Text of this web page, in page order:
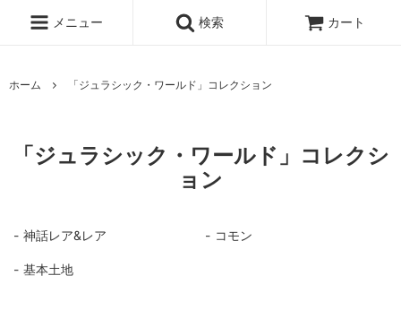
メニュー 検索 カート
ホーム 「ジュラシック・ワールド」コレクション
「ジュラシック・ワールド」コレクシ
ョン
神話レア&レア コモン
基本土地